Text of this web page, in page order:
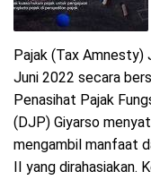
Pajak (Tax Amnesty)
Juni 2022 secara
Penasihat Pajak
(DJP) Giyarso
mengambil manfaat
II yang dirahasiakan.